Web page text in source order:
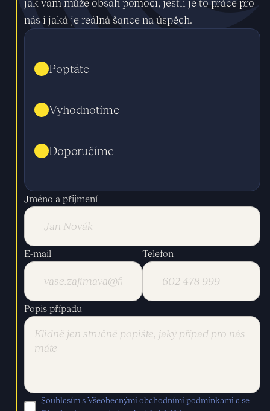
jak vám může obsah pomoci, jestli je to práce pro
nás i jaká je reálná šance na úspěch.
Poptáte
Vyhodnotíme
Doporučíme
Jméno a přijmení
E-mail Telefon
Popis případu
Souhlasím sVšeobecnými obchodními podmínkami a se